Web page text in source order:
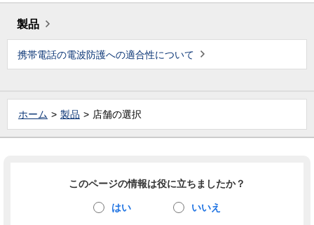
製品
携帯電話の電波防護への適合性について
ホーム 製品 店舗の選択
このページの情報は役に立ちましたか？
はい いいえ